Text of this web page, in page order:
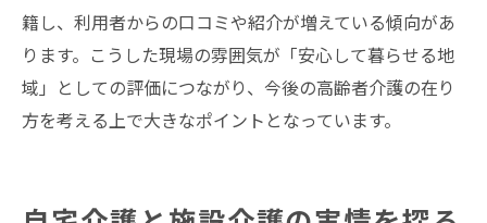
籍し、利用者からの口コミや紹介が増えている傾向があ
ります。こうした現場の雰囲気が「安心して暮らせる地
域」としての評価につながり、今後の高齢者介護の在り
方を考える上で大きなポイントとなっています。